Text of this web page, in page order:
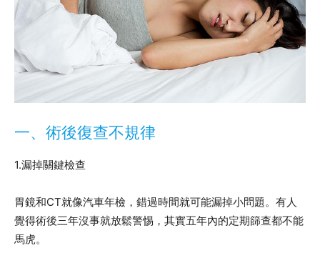
一、術後復查不規律
1.漏掉關鍵檢查
胃鏡和CT就像汽車年檢，錯過時間就可能漏掉小問題。有人
覺得術後三年沒事就放鬆警惕，其實五年內的定期篩查都不能
馬虎。